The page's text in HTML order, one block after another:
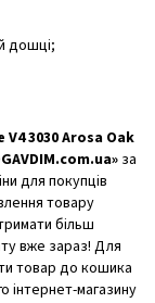
дошці;
3030 Arosa Oak
за
для покупців
товару
більш
вже зараз! Для
товар до кошика
інтернет-магазину